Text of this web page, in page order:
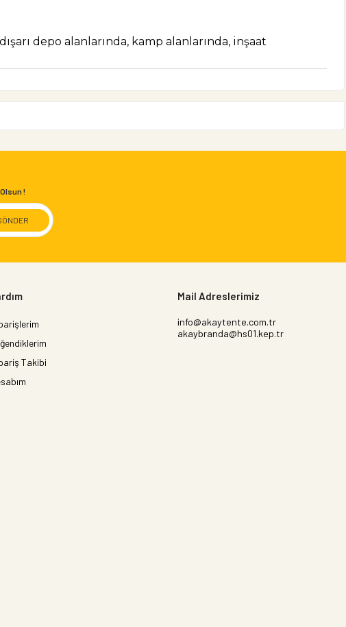
depo alanlarında, kamp alanlarında, inşaat
!
Takibi
Mail Adreslerimiz
info@akaytente.com.tr
akaybranda@hs01.kep.tr